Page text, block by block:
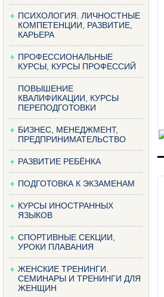
ПСИХОЛОГИЯ. ЛИЧНОСТНЫЕ
КОМПЕТЕНЦИИ, РАЗВИТИЕ,
КАРЬЕРА
ПРОФЕССИОНАЛЬНЫЕ
КУРСЫ, КУРСЫ ПРОФЕССИЙ
ПОВЫШЕНИЕ
КВАЛИФИКАЦИИ, КУРСЫ
ПЕРЕПОДГОТОВКИ
БИЗНЕС, МЕНЕДЖМЕНТ,
ПРЕДПРИНИМАТЕЛЬСТВО
РАЗВИТИЕ РЕБЁНКА
ПОДГОТОВКА К ЭКЗАМЕНАМ
КУРСЫ ИНОСТРАННЫХ
ЯЗЫКОВ
СПОРТИВНЫЕ СЕКЦИИ,
УРОКИ ПЛАВАНИЯ
ЖЕНСКИЕ ТРЕНИНГИ.
СЕМИНАРЫ И ТРЕНИНГИ ДЛЯ
ЖЕНЩИН